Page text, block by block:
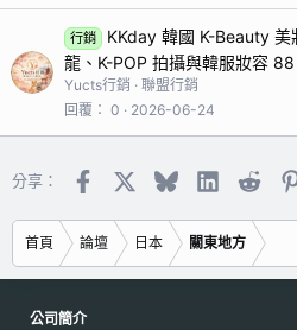
行銷
KKday 韓國 K-Beauty
龍、K-POP 拍攝與韓服妝容
Yucts行銷
聯盟行銷
回覆
0 2026-06-24
分享： Facebook BlueskyLinkedIn
首頁 論壇 日本 關東地方
公司簡介